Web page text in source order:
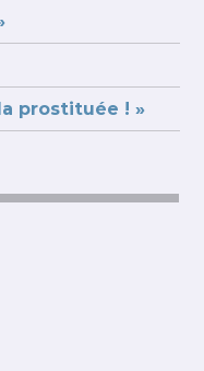
prostituée ! »